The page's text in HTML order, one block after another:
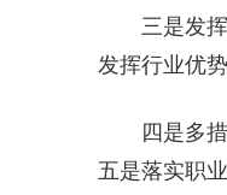
三是发
发挥行业优
四是多
五是落实职